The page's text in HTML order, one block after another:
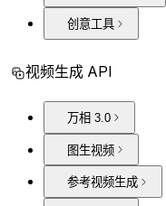
创意工具
视频生成 API
万相 3.0
图生视频
参考视频生成